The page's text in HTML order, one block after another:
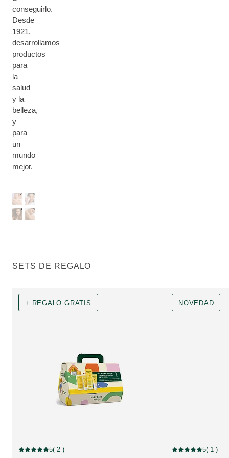
conseguirlo.
Desde
1921,
desarrollamos
productos
para
la
salud
y la
belleza,
y
para
un
mundo
mejor.
B
B
A
Á
O
S
I
N
O
D
C
P
O
SETS DE REGALO
+ REGALO GRATIS
+ REGALO GRATIS
Puntuación: 5 / 5 estrellas 2 valoraciones de usuarios
5( 2 )
NOVEDAD
NOVEDAD
Puntuación: 5 / 5
5( 1 )